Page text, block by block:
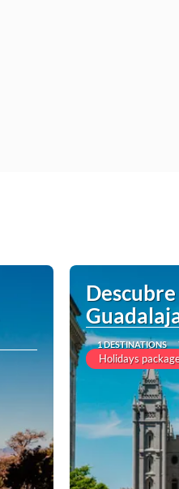
1 DESTINATIONS
Holidays